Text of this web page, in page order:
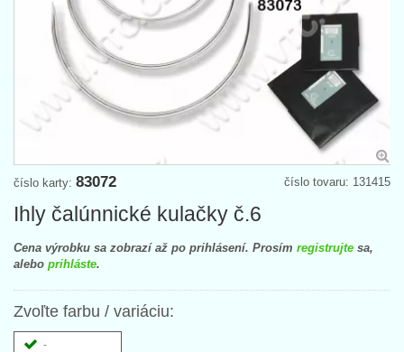
číslo tovaru: 131415
číslo karty: 83072
Ihly čalúnnické kulačky č.6
Cena výrobku sa zobrazí až po prihlásení. Prosím registrujte sa,
alebo prihláste.
Zvoľte farbu / variáciu:
-